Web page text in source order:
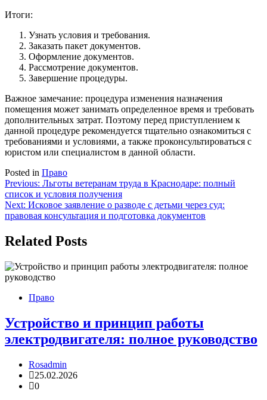
Итоги:
Узнать условия и требования.
Заказать пакет документов.
Оформление документов.
Рассмотрение документов.
Завершение процедуры.
Важное замечание: процедура изменения назначения
помещения может занимать определенное время и требовать
дополнительных затрат. Поэтому перед приступлением к
данной процедуре рекомендуется тщательно ознакомиться с
требованиями и условиями, а также проконсультироваться с
юристом или специалистом в данной области.
Posted in Право
Навигация
по
записям
Previous: Льготы ветеранам труда в Краснодаре: полный
список и условия получения
Next: Исковое заявление о разводе с детьми через суд:
правовая консультация и подготовка документов
Related Posts
Право
Устройство и принцип работы
электродвигателя: полное руководство
Rosadmin
25.02.2026
0